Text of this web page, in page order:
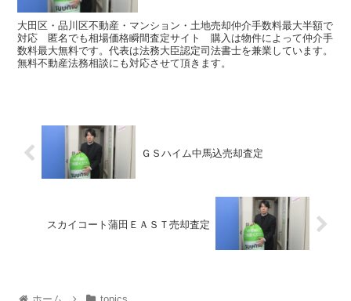
大田区・品川区不動産・マンション・土地売却仲介手数料最大半額で
対応 匿名でも相場価格瞬間査定サイト 購入は物件によって仲介手
数料最大無料です。代表は法務大臣認定司法書士を兼業しています。
無料不動産法務相談にも対応させて頂きます。
ＧＳハイム中馬込売却査定
スカイコート蒲田ＥＡＳＴ売却査定